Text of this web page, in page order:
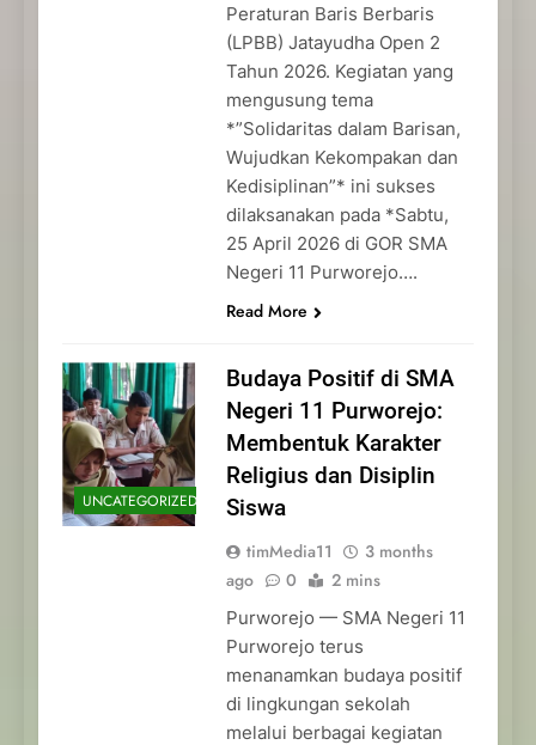
Peraturan Baris Berbaris
(LPBB) Jatayudha Open 2
Tahun 2026. Kegiatan yang
mengusung tema
*”Solidaritas dalam Barisan,
Wujudkan Kekompakan dan
Kedisiplinan”* ini sukses
dilaksanakan pada *Sabtu,
25 April 2026 di GOR SMA
Negeri 11 Purworejo….
Read More
UNCATEGORIZED
Budaya Positif di SMA
Negeri 11 Purworejo:
Membentuk Karakter
Religius dan Disiplin
Siswa
timMedia11
3 months
ago
0 2 mins
Purworejo — SMA Negeri 11
Purworejo terus
menanamkan budaya positif
di lingkungan sekolah
melalui berbagai kegiatan